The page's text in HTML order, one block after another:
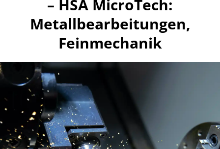
– HSA MicroTech:
Metallbearbeitungen,
Feinmechanik